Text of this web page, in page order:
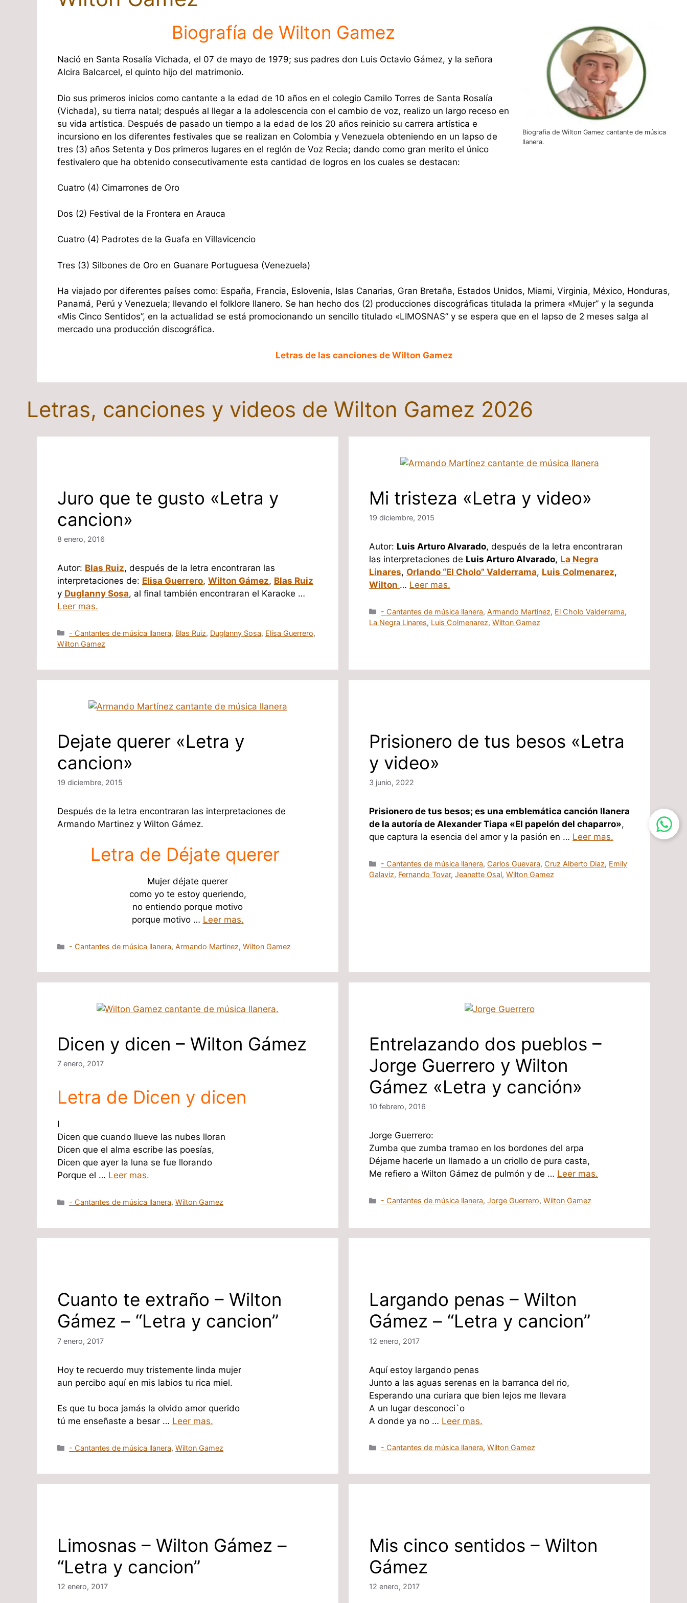
Biografia de Wilton Gamez cantante de música
llanera.
Biografía de Wilton Gamez
Nació en Santa Rosalía Vichada, el 07 de mayo de 1979; sus padres don Luis Octavio Gámez, y la señora
Alcira Balcarcel, el quinto hijo del matrimonio.
Dio sus primeros inicios como cantante a la edad de 10 años en el colegio Camilo Torres de Santa Rosalía
(Vichada), su tierra natal; después al llegar a la adolescencia con el cambio de voz, realizo un largo receso en
su vida artística. Después de pasado un tiempo a la edad de los 20 años reinicio su carrera artística e
incursiono en los diferentes festivales que se realizan en Colombia y Venezuela obteniendo en un lapso de
tres (3) años Setenta y Dos primeros lugares en el reglón de Voz Recia; dando como gran merito el único
festivalero que ha obtenido consecutivamente esta cantidad de logros en los cuales se destacan:
Cuatro (4) Cimarrones de Oro
Dos (2) Festival de la Frontera en Arauca
Cuatro (4) Padrotes de la Guafa en Villavicencio
Tres (3) Silbones de Oro en Guanare Portuguesa (Venezuela)
Ha viajado por diferentes países como: España, Francia, Eslovenia, Islas Canarias, Gran Bretaña, Estados Unidos, Miami, Virginia, México, Honduras,
Panamá, Perú y Venezuela; llevando el folklore llanero. Se han hecho dos (2) producciones discográficas titulada la primera «Mujer” y la segunda
«Mis Cinco Sentidos”, en la actualidad se está promocionando un sencillo titulado «LIMOSNAS” y se espera que en el lapso de 2 meses salga al
mercado una producción discográfica.
Letras de las canciones de Wilton Gamez
Letras, canciones y videos de Wilton Gamez 2026
Juro que te gusto «Letra y
cancion»
8 enero, 2016
Autor: Blas Ruiz, después de la letra encontraran las
interpretaciones de: Elisa Guerrero, Wilton Gámez, Blas Ruiz
y Duglanny Sosa, al final también encontraran el Karaoke …
Leer mas.
Categorías
- Cantantes de música llanera, Blas Ruiz, Duglanny Sosa, Elisa Guerrero,
Wilton Gamez
Mi tristeza «Letra y video»
19 diciembre, 2015
Autor: Luis Arturo Alvarado, después de la letra encontraran
las interpretaciones de Luis Arturo Alvarado, La Negra
Linares, Orlando “El Cholo” Valderrama, Luis Colmenarez,
Wilton … Leer mas.
Categorías
- Cantantes de música llanera,Armando Martinez, El Cholo Valderrama,
La Negra Linares, Luis Colmenarez, Wilton Gamez
Dejate querer «Letra y
cancion»
19 diciembre, 2015
Después de la letra encontraran las interpretaciones de
Armando Martinez y Wilton Gámez.
Letra de Déjate querer
Mujer déjate querer
como yo te estoy queriendo,
no entiendo porque motivo
porque motivo … Leer mas.
Categorías
- Cantantes de música llanera,Armando Martinez,Wilton Gamez
Prisionero de tus besos «Letra
y video»
3 junio, 2022
Prisionero de tus besos; es una emblemática canción llanera
de la autoría de Alexander Tiapa «El papelón del chaparro»,
que captura la esencia del amor y la pasión en … Leer mas.
Categorías
- Cantantes de música llanera, Carlos Guevara, Cruz Alberto Diaz, Emily
Galaviz, Fernando Tovar, Jeanette Osal, Wilton Gamez
Dicen y dicen – Wilton Gámez
7 enero, 2017
Letra de Dicen y dicen
I
Dicen que cuando llueve las nubes lloran
Dicen que el alma escribe las poesías,
Dicen que ayer la luna se fue llorando
Porque el … Leer mas.
Categorías
- Cantantes de música llanera,Wilton Gamez
Entrelazando dos pueblos –
Jorge Guerrero y Wilton
Gámez «Letra y canción»
10 febrero, 2016
Jorge Guerrero:
Zumba que zumba tramao en los bordones del arpa
Déjame hacerle un llamado a un criollo de pura casta,
Me refiero a Wilton Gámez de pulmón y de … Leer mas.
Categorías
- Cantantes de música llanera,Jorge Guerrero,Wilton Gamez
Cuanto te extraño – Wilton
Gámez – “Letra y cancion”
7 enero, 2017
Hoy te recuerdo muy tristemente linda mujer
aun percibo aquí en mis labios tu rica miel.
Es que tu boca jamás la olvido amor querido
tú me enseñaste a besar … Leer mas.
Categorías
- Cantantes de música llanera,Wilton Gamez
Largando penas – Wilton
Gámez – “Letra y cancion”
12 enero, 2017
Aquí estoy largando penas
Junto a las aguas serenas en la barranca del rio,
Esperando una curiara que bien lejos me llevara
A un lugar desconoci`o
A donde ya no … Leer mas.
Categorías
- Cantantes de música llanera,Wilton Gamez
Limosnas – Wilton Gámez –
“Letra y cancion”
12 enero, 2017
Mis cinco sentidos – Wilton
Gámez
12 enero, 2017